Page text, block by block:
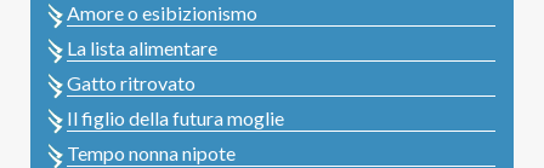
Amore o esibizionismo
La lista alimentare
Gatto ritrovato
Il figlio della futura moglie
Tempo nonna nipote